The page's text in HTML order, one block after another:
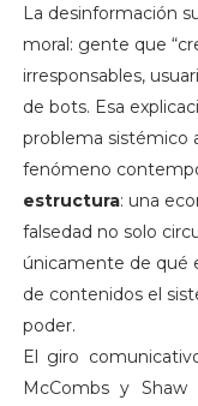
La desinformación
moral: gente que
irresponsables,
de bots. Esa
problema sistémico
fenómeno
estructura: una
falsedad no solo
únicamente de qué
de contenidos el
poder.
El giro
McCombs y